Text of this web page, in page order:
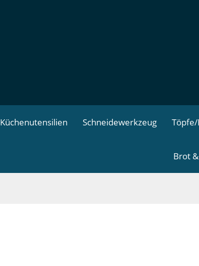
Küchenutensilien Schneidewerkzeug
Brot